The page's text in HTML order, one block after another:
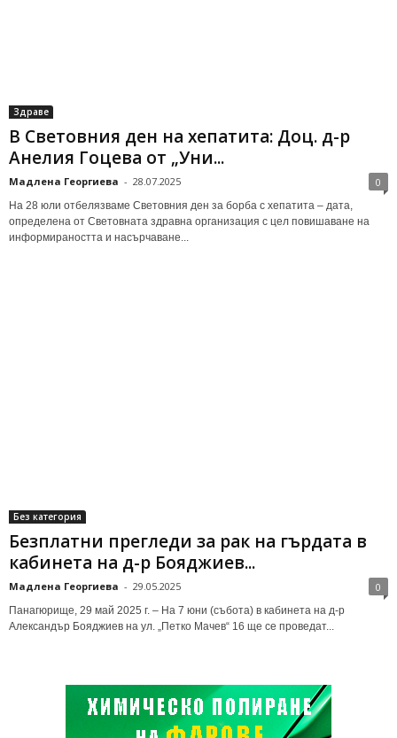
Здраве
В Световния ден на хепатита: Доц. д-р
Анелия Гоцева от „Уни...
Мадлена Георгиева - 28.07.2025 0
На 28 юли отбелязваме Световния ден за борба с хепатита – дата,
определена от Световната здравна организация с цел повишаване на
информираността и насърчаване...
Без категория
Безплатни прегледи за рак на гърдата в
кабинета на д-р Бояджиев...
Мадлена Георгиева - 29.05.2025 0
Панагюрище, 29 май 2025 г. – На 7 юни (събота) в кабинета на д-р
Александър Бояджиев на ул. „Петко Мачев“ 16 ще се проведат...